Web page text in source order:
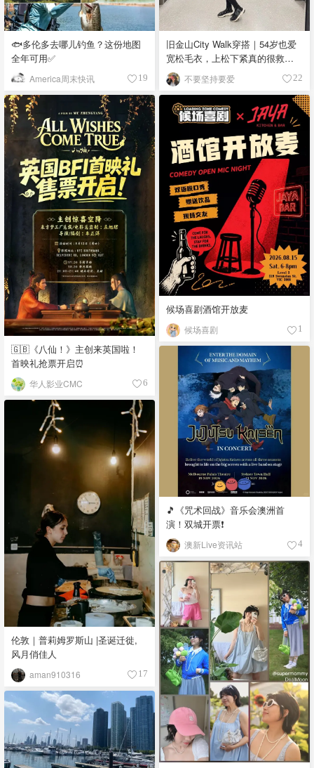
🐟多伦多去哪儿钓鱼？这份地图
全年可用✅
America周末快讯 19
旧金山City Walk穿搭｜54岁也爱
宽松毛衣，上松下紧真的很救比
例
不要坚持要爱 22
🇬🇧《八仙！》主创来英国啦！
首映礼抢票开启⏰
华人影业CMC 6
候场喜剧酒馆开放麦
候场喜剧 1
🎵《咒术回战》音乐会澳洲首
演！双城开票❗️
澳新Live资讯站 4
伦敦｜普莉姆罗斯山 |圣诞迁徙,
风月俏佳人
aman910316 17